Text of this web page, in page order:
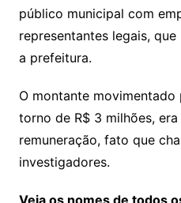
público municipal com
representantes legais,
a prefeitura.
O montante
torno de R$ 3 milhões,
remuneração, fato que
investigadores.
Veja os nomes de todos